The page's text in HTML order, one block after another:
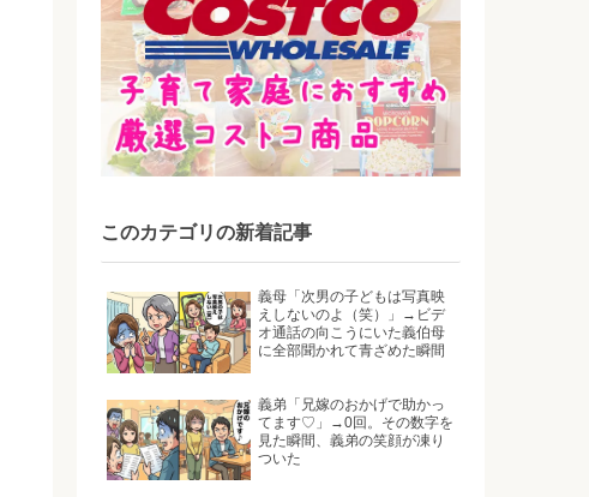
このカテゴリの新着記事
義母「次男の子どもは写真映
えしないのよ（笑）」→ビデ
オ通話の向こうにいた義伯母
に全部聞かれて青ざめた瞬間
義弟「兄嫁のおかげで助かっ
てます♡」→0回。その数字を
見た瞬間、義弟の笑顔が凍り
ついた